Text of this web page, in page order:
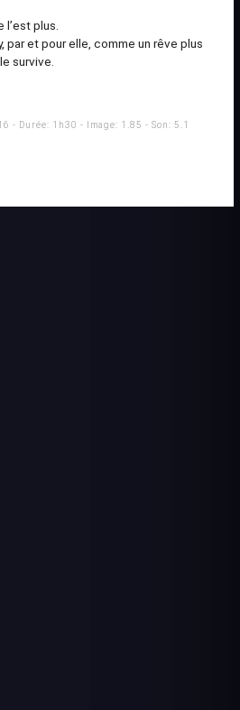
l’est plus.
par et pour elle, comme un rêve plus
survive.
- Durée: 1h30 - Image: 1.85 - Son: 5.1